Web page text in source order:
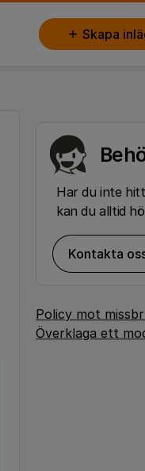
Skapa
Har du inte
kan du alltid
Kontakta
Policy mot
Överklaga ett